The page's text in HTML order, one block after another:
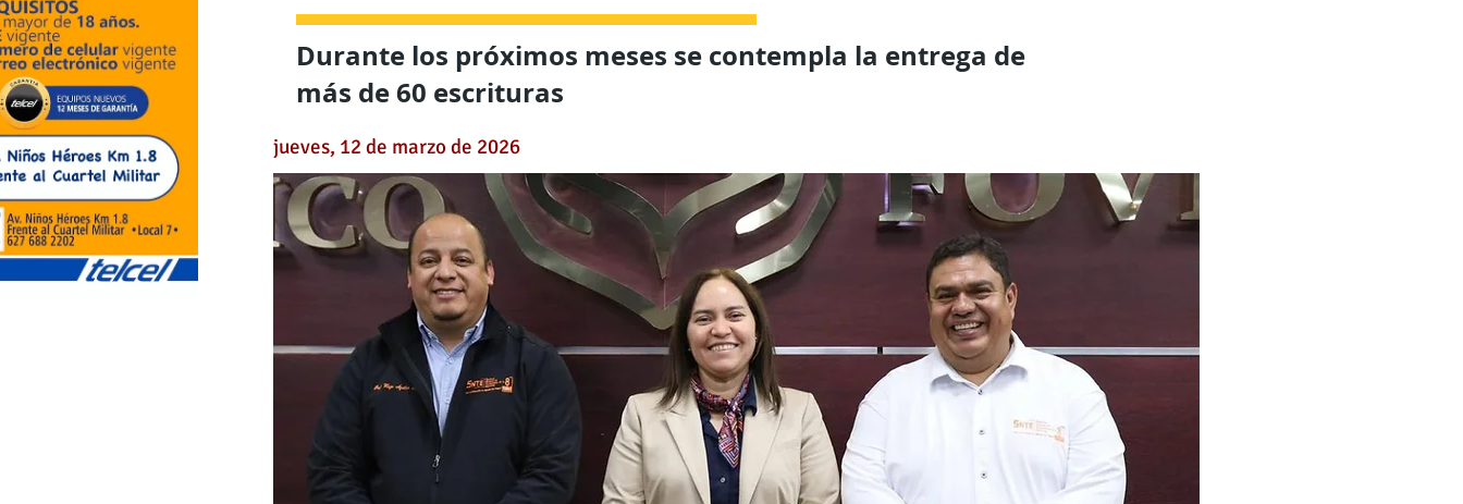
Durante los próximos meses se contempla la entrega de
más de 60 escrituras
jueves, 12 de marzo de 2026